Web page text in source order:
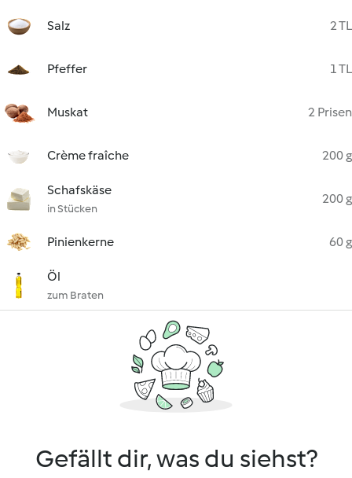
Salz 2 TL
Pfeffer 1 TL
Muskat 2 Prisen
Crème fraîche 200 g
Schafskäse
in Stücken
200 g
Pinienkerne 60 g
Öl
zum Braten
Gefällt dir, was du siehst?